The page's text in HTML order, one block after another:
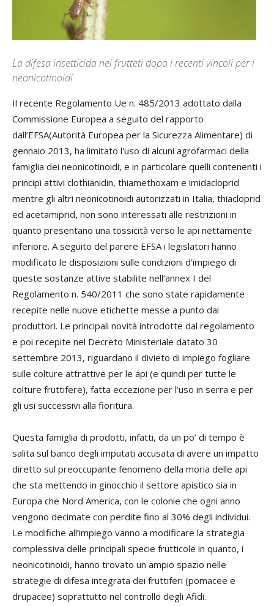
La difesa insetticida nei frutteti dopo i recenti vincoli per i
neonicotinoidi
Il recente Regolamento Ue n. 485/2013 adottato dalla
Commissione Europea a seguito del rapporto
dall’EFSA(Autorità Europea per la Sicurezza Alimentare) di
gennaio 2013, ha limitato l'uso di alcuni agrofarmaci della
famiglia dei neonicotinoidi, e in particolare quelli contenenti i
principi attivi clothianidin, thiamethoxam e imidacloprid
mentre gli altri neonicotinoidi autorizzati in Italia, thiacloprid
ed acetamiprid, non sono interessati alle restrizioni in
quanto presentano una tossicità verso le api nettamente
inferiore. A seguito del parere EFSA i legislatori hanno
modificato le disposizioni sulle condizioni d’impiego di
queste sostanze attive stabilite nell’annex I del
Regolamento n. 540/2011 che sono state rapidamente
recepite nelle nuove etichette messe a punto dai
produttori. Le principali novità introdotte dal regolamento
e poi recepite nel Decreto Ministeriale datato 30
settembre 2013, riguardano il divieto di impiego fogliare
sulle colture attrattive per le api (e quindi per tutte le
colture fruttifere), fatta eccezione per l’uso in serra e per
gli usi successivi alla fioritura.
Questa famiglia di prodotti, infatti, da un po’ di tempo è
salita sul banco degli imputati accusata di avere un impatto
diretto sul preoccupante fenomeno della moria delle api
che sta mettendo in ginocchio il settore apistico sia in
Europa che Nord America, con le colonie che ogni anno
vengono decimate con perdite fino al 30% degli individui.
Le modifiche all’impiego vanno a modificare la strategia
complessiva delle principali specie frutticole in quanto, i
neonicotinoidi, hanno trovato un ampio spazio nelle
strategie di difesa integrata dei fruttiferi (pomacee e
drupacee) soprattutto nel controllo degli Afidi.